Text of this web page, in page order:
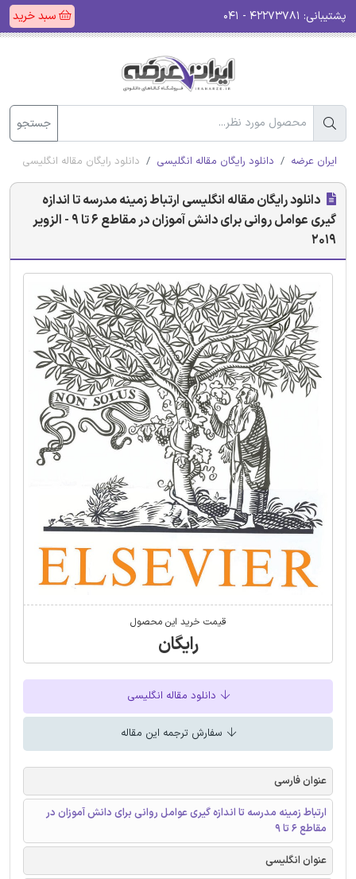
پشتیبانی: سبد خرید
جستجو
ایران عرضه دانلود رایگان مقاله انگلیسی دانلود رایگان مقاله انگلیسی ارتباط
دانلود رایگان مقاله انگلیسی ارتباط زمینه مدرسه تا اندازه
گیری عوامل روانی برای دانش آموزان در مقاطع 6 تا 9 - الزویر
2019
قیمت خرید این محصول
رایگان
دانلود مقاله انگلیسی
سفارش ترجمه این مقاله
عنوان فارسی
ارتباط زمینه مدرسه تا اندازه گیری عوامل روانی برای دانش آموزان در
مقاطع 6 تا 9
عنوان انگلیسی